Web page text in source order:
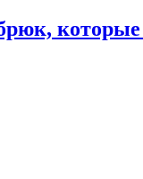
которые